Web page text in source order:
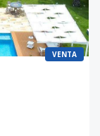
VENTA